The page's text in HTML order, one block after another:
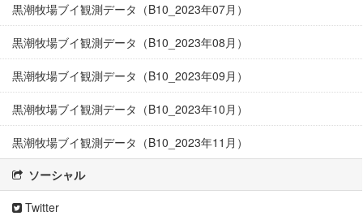
黒潮牧場ブイ観測データ（B10_2023年07月）
黒潮牧場ブイ観測データ（B10_2023年08月）
黒潮牧場ブイ観測データ（B10_2023年09月）
黒潮牧場ブイ観測データ（B10_2023年10月）
黒潮牧場ブイ観測データ（B10_2023年11月）
ソーシャル
Twitter